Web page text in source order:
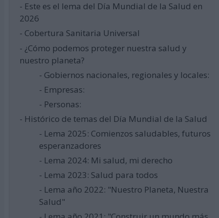
- Este es el lema del Día Mundial de la Salud en
2026
- Cobertura Sanitaria Universal
- ¿Cómo podemos proteger nuestra salud y
nuestro planeta?
- Gobiernos nacionales, regionales y locales:
- Empresas:
- Personas:
- Histórico de temas del Día Mundial de la Salud
- Lema 2025: Comienzos saludables, futuros
esperanzadores
- Lema 2024: Mi salud, mi derecho
- Lema 2023: Salud para todos
- Lema año 2022: "Nuestro Planeta, Nuestra
Salud"